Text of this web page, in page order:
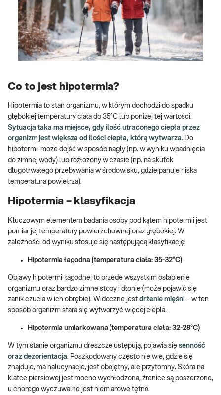
Co to jest hipotermia?
Hipotermia to stan organizmu, w którym dochodzi do spadku
głębokiej temperatury ciała do 35°C lub poniżej tej wartości.
Sytuacja taka ma miejsce, gdy ilość utraconego ciepła przez
organizm jest większa od ilości ciepła, którą wytwarza. Do
hipotermii może dojść w sposób nagły (np. w wyniku wpadnięcia
do zimnej wody) lub rozłożony w czasie (np. na skutek
długotrwałego przebywania w środowisku, gdzie panuje niska
temperatura powietrza).
Hipotermia – klasyfikacja
Kluczowym elementem badania osoby pod kątem hipotermii jest
pomiar jej temperatury powierzchownej oraz głębokiej. W
zależności od wyniku stosuje się następującą klasyfikację:
Hipotermia łagodna (temperatura ciała: 35-32°C)
Objawy hipotermii łagodnej to przede wszystkim osłabienie
organizmu oraz bardzo zimne stopy i dłonie (może pojawić się
zanik czucia w ich obrębie). Widoczne jest drżenie mięśni – w ten
sposób organizm stara się wytworzyć więcej ciepła.
Hipotermia umiarkowana (temperatura ciała: 32-28°C)
W tym stanie organizmu dreszcze ustępują, pojawia się senność
oraz dezorientacja. Poszkodowany często nie wie, gdzie się
znajduje, ma halucynacje, jest obojętny, ale przytomny. Skóra na
klatce piersiowej jest mocno wychłodzona, źrenice są poszerzone,
u chorego wyczuwalne jest niemiarowe tętno.